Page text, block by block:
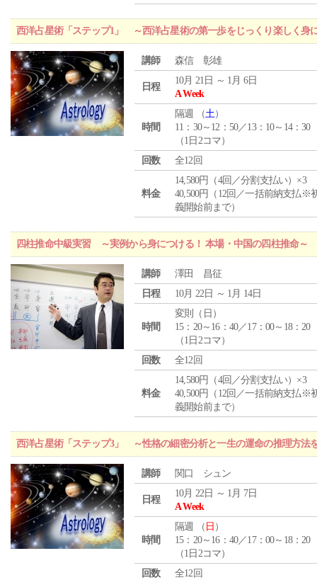
西洋占星術「ステップ1」 ～西洋占星術の第一歩をじっくり楽しく身
講師 森信 彰雄
日程
10月 21日 ～ 1月 6日
A Week
時間
隔週 （土）
11：30～12：50／13：10～14：30
（1日2コマ）
回数
全12回
料金
14,580円（4回／分割支払い）×3
40,500円（12回／一括前納支払※
義開始前まで）
四柱推命中級実習 ～実例から身につける！ 本場・中国の四柱推命～
講師
澤田 昌征
日程
10月 22日 ～ 1月 14日
時間
変則（日）
15：20～16：40／17：00～18：20
（1日2コマ）
回数
全12回
料金
14,580円（4回／分割支払い）×3
40,500円（12回／一括前納支払※
義開始前まで）
西洋占星術「ステップ3」 ～性格の細密分析と一生の運命の推理方法
講師 関口 シュン
日程
10月 22日 ～ 1月 7日
A Week
時間
隔週 （ 日 ）
15：20～16：40／17：00～18：20
（1日2コマ）
回数
全12回